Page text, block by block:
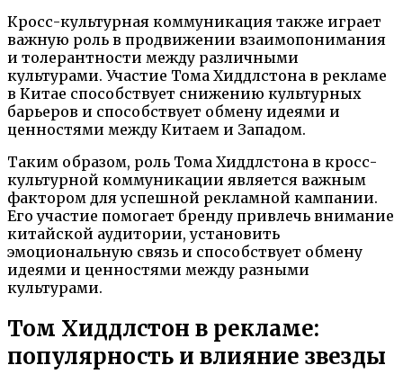
Кросс-культурная коммуникация также играет
важную роль в продвижении взаимопонимания
и толерантности между различными
культурами. Участие Тома Хиддлстона в рекламе
в Китае способствует снижению культурных
барьеров и способствует обмену идеями и
ценностями между Китаем и Западом.
Таким образом, роль Тома Хиддлстона в кросс-
культурной коммуникации является важным
фактором для успешной рекламной кампании.
Его участие помогает бренду привлечь внимание
китайской аудитории, установить
эмоциональную связь и способствует обмену
идеями и ценностями между разными
культурами.
Том Хиддлстон в рекламе:
популярность и влияние звезды